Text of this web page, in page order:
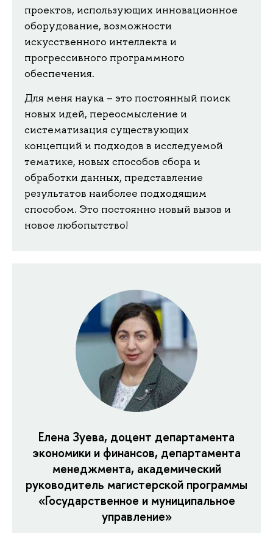
проектов, использующих инновационное
оборудование, возможности
искусственного интеллекта и
прогрессивного программного
обеспечения.
Для меня наука – это постоянный поиск
новых идей, переосмысление и
систематизация существующих
концепций и подходов в исследуемой
тематике, новых способов сбора и
обработки данных, представление
результатов наиболее подходящим
способом. Это постоянно новый вызов и
новое любопытство!
Елена Зуева, доцент департамента
экономики и финансов, департамента
менеджмента, академический
руководитель магистерской программы
«Государственное и муниципальное
управление»